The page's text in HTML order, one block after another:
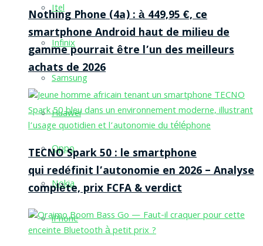
Itel
Infinix
Samsung
Huawei
Oppo
Nokia
iPhone
Nothing Phone (4a) : à 449,95 €, ce
smartphone Android haut de milieu de
gamme pourrait être l’un des meilleurs
achats de 2026
TECNO Spark 50 : le smartphone
qui redéfinit l’autonomie en 2026 – Analyse
complète, prix FCFA & verdict